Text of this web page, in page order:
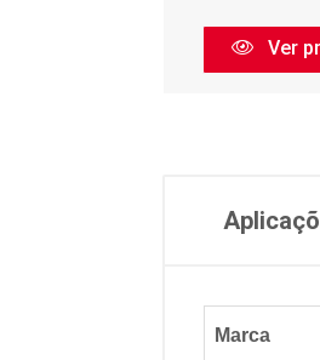
Ver
Marca